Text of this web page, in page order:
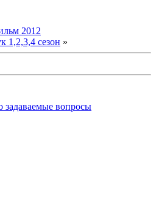
2012
1,2,3,4 сезон »
задаваемые вопросы